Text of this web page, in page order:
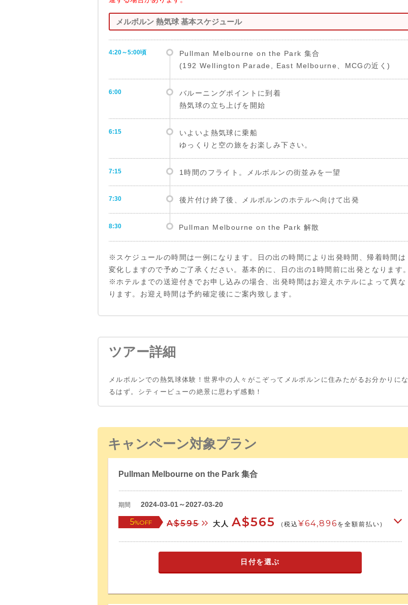
メルボルン 熱気球 基本スケジュール
4:20～5:00頃
Pullman Melbourne on the Park 集合
(192 Wellington Parade, East Melbourne、MCGの近く)
6:00
バルーニングポイントに到着
熱気球の立ち上げを開始
6:15
いよいよ熱気球に乗船
ゆっくりと空の旅をお楽しみ下さい。
7:15 1時間のフライト。メルボルンの街並みを一望
7:30 後片付け終了後、メルボルンのホテルへ向けて出発
8:30 Pullman Melbourne on the Park 解散
※スケジュールの時間は一例になります。日の出の時間により出発時間、帰着時間は
変化しますので予めご了承ください。基本的に、日の出の1時間前に出発となります。
※ホテルまでの送迎付きでお申し込みの場合、出発時間はお迎えホテルによって異な
ります。お迎え時間は予約確定後にご案内致します。
ツアー詳細
メルボルンでの熱気球体験！世界中の人々がこぞってメルボルンに住みたがるお分かりにな
るはず。シティービューの絶景に思わず感動！
キャンペーン対象プラン
Pullman Melbourne on the Park 集合
期間 2024-03-01～2027-03-20
5%OFF A$595 大人 A$565 (税込 ¥64,896 を全額前払い)
日付を選ぶ